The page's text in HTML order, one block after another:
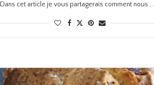
Dans cet article je vous partagerais comment nous …